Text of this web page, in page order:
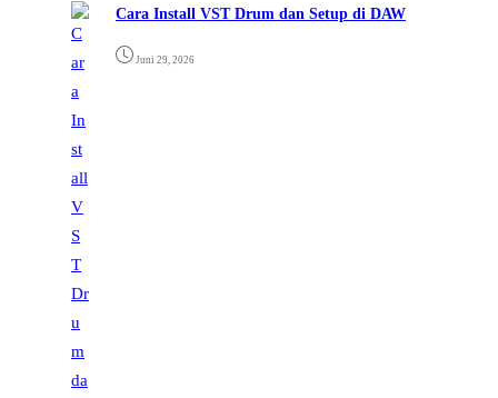
Cara Install VST Drum dan Setup di DAW
Juni 29, 2026